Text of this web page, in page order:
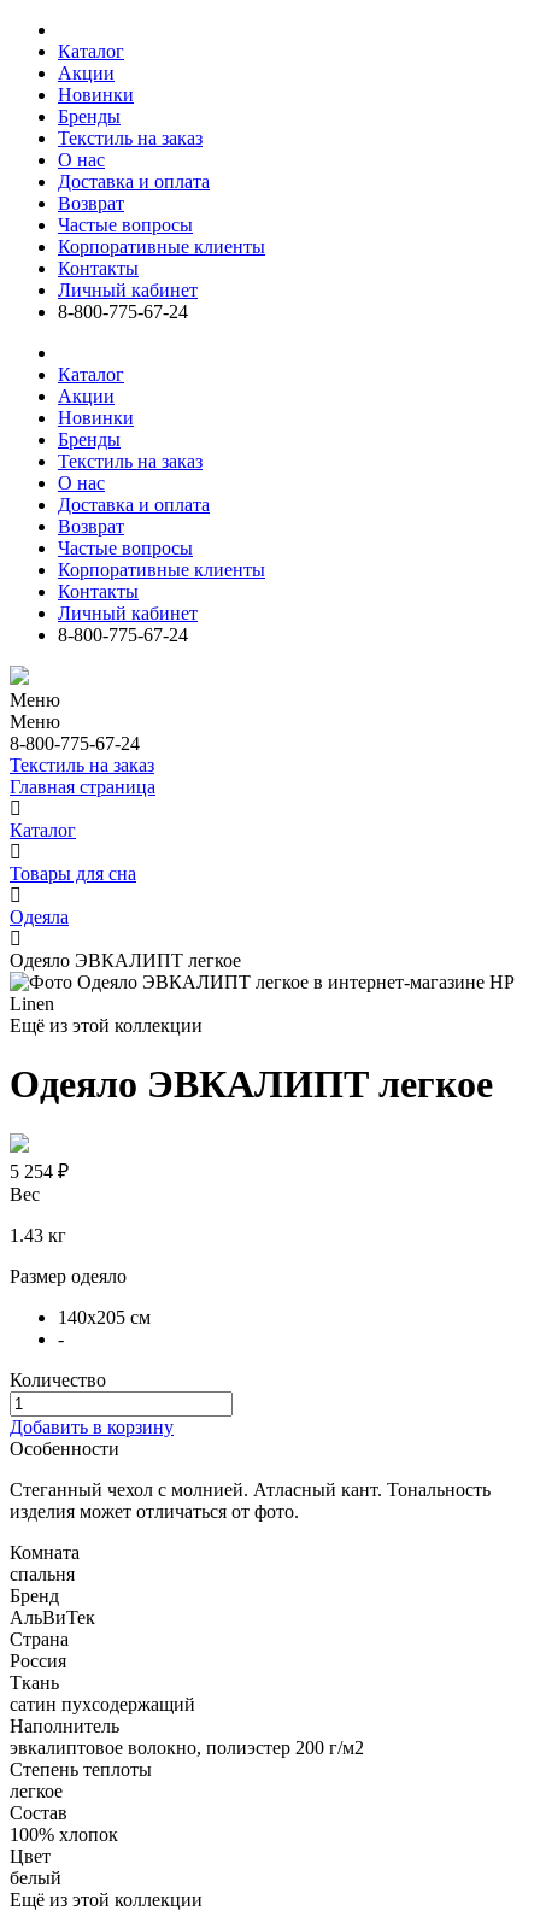
Каталог
Акции
Новинки
Бренды
Текстиль на заказ
О нас
Доставка и оплата
Возврат
Частые вопросы
Корпоративные клиенты
Контакты
Личный кабинет
8-800-775-67-24
Каталог
Акции
Новинки
Бренды
Текстиль на заказ
О нас
Доставка и оплата
Возврат
Частые вопросы
Корпоративные клиенты
Контакты
Личный кабинет
8-800-775-67-24
Меню
Меню
8-800-775-67-24
Текстиль на заказ
Главная страница
Каталог
Товары для сна
Одеяла
Одеяло ЭВКАЛИПТ легкое
Ещё из этой коллекции
Одеяло ЭВКАЛИПТ легкое
5 254 ₽
Вес
1.43 кг
Размер одеяло
140х205 см
-
Количество
Добавить в корзину
Особенности
Стеганный чехол с молнией. Атласный кант. Тональность
изделия может отличаться от фото.
Комната
спальня
Бренд
АльВиТек
Страна
Россия
Ткань
сатин пухсодержащий
Наполнитель
эвкалиптовое волокно, полиэстер 200 г/м2
Степень теплоты
легкое
Состав
100% хлопок
Цвет
белый
Ещё из этой коллекции